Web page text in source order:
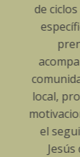
formativos
Allí, el
de la
salesiana
sus
y asume
de
su